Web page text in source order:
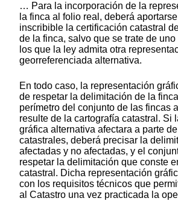
… Para la incorporación de la
la finca al folio real, deberá
inscribible la certificación catastral
de la finca, salvo que se trate de
los que la ley admita otra
georreferenciada alternativa.
En todo caso, la representación
de respetar la delimitación de la
perímetro del conjunto de las fincas
resulte de la cartografía catastral. Si
gráfica alternativa afectara a parte
catastrales, deberá precisar la
afectadas y no afectadas, y el
respetar la delimitación que conste
catastral. Dicha representación
con los requisitos técnicos que
al Catastro una vez practicada la